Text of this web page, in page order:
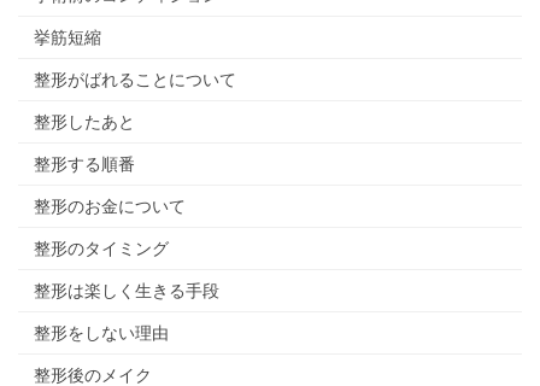
挙筋短縮
整形がばれることについて
整形したあと
整形する順番
整形のお金について
整形のタイミング
整形は楽しく生きる手段
整形をしない理由
整形後のメイク